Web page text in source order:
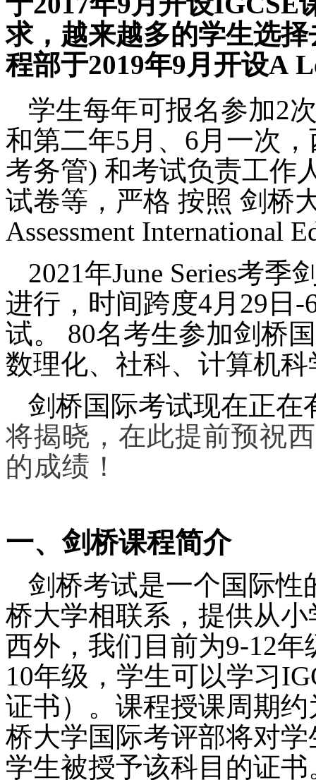
求，越来越多的学生选
程部于2019年9月开设A L
学生每年可报名参加2
和第二年5月、6月一次
考务管) 和考试负责工作
试卷等，严格 按照 剑桥
Assessment International
2021年June Series考季
进行，时间跨度4月29日
试。 80名考生参加剑桥
数理化、社科、计算机
剑桥国际考试现在正在
将揭晓，在此提前预祝
的成绩！
一、剑桥课程简介
剑桥考试是一个国际性
桥大学相联系，提供从
西外，我们目前为9-12年
10年级，学生可以学习
证书）。课程授课周期
桥大学国际考评部将对
学生被授予该科目的证